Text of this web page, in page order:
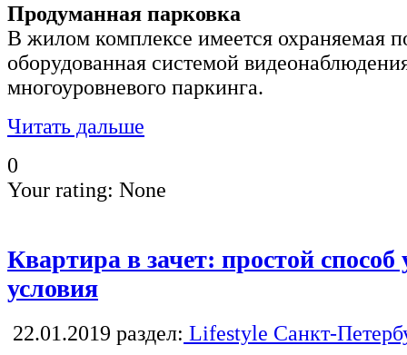
Продуманная парковка
В жилом комплексе имеется охраняемая
оборудованная системой
многоуровневого паркинга.
Читать дальше
0
Your rating: None
Квартира в зачет: простой
условия
22.01.2019 раздел: Lifestyle Санкт-